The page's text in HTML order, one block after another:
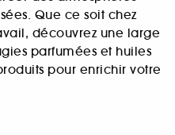
Que ce soit chez
découvrez une large
parfumées et huiles
pour enrichir votre